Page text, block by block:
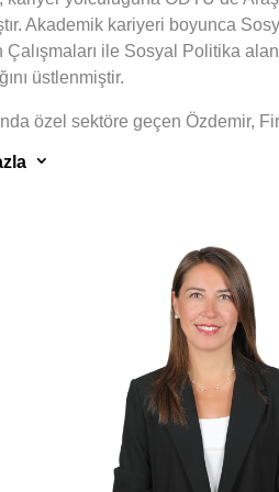
Akademik kariyeri boyunca
Çalışmaları ile Sosyal Politika
üstlenmiştir.
özel sektöre geçen Özdemir,
sürdüren firmalarda çevresel
kurulması, uygulanması ve
elde eden Özdemir,
sorumluluk üstlenerek yerel
çok sayıda sosyal yatırım
kalkınma alanında uzmanlık
analizi, paydaş analizi, nitelikli
profesyonel meslek
öne çıkmıştır.
3